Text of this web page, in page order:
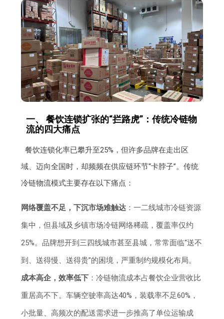
一、 餐饮连锁扩张的“拦路虎”：传统冷链物
流的四大痛点
餐饮连锁化率已攀升至25%，但许多品牌在走出区
域、迈向全国时，却频频在供应链环节“卡脖子”。传统
冷链物流模式主要存在以下痛点：
网络覆盖不足，下沉市场难触达 ：一二线城市冷链资源
集中，但县域及乡镇市场冷链网络稀疏，覆盖率仅约
25%。品牌想开到三四线城市甚至县城，常常面临“送不
到、送得慢、送得贵”的困境，严重制约规模化布局。
成本高企，效率低下 ：冷链物流成本占餐饮企业营收比
重居高不下。车辆空驶率高达40%，装载率不足60%，
小批量、高频次的配送需求进一步推高了单位运输成